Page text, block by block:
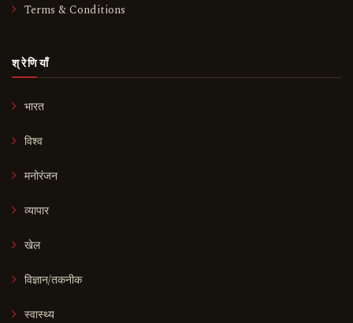
Terms & Conditions
श्रेणियाँ
भारत
विश्व
मनोरंजन
व्यापार
खेल
विज्ञान/तकनीक
स्वास्थ्य